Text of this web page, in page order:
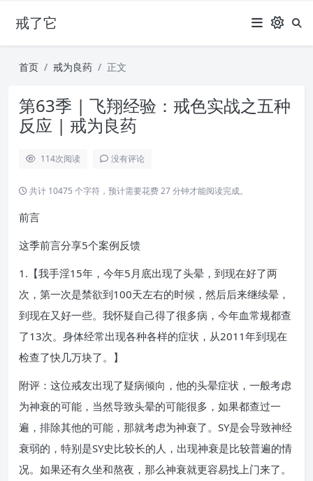
戒了它
首页 戒为良药 正文
第63季 | 飞翔经验：戒色实战之五种
反应 | 戒为良药
114次阅读 没有评论
共计 10475 个字符，预计需要花费 27 分钟才能阅读完成。
前言
这季前言分享5个案例反馈
1.【我手淫15年，今年5月底出现了头晕，到现在好了两
次，第一次是禁欲到100天左右的时候，然后后来继续晕，
到现在又好一些。我怀疑自己得了很多病，今年血常规都查
了13次。身体经常出现各种各样的症状，从2011年到现在
检查了快几万块了。】
附评：这位戒友出现了疑病倾向，他的头晕症状，一般考虑
为神衰的可能，当然导致头晕的可能很多，如果都查过一
遍，排除其他的可能，那就考虑为神衰了。SY是会导致神经
衰弱的，特别是SY史比较长的人，出现神衰是比较普遍的情
况。如果还有久坐和熬夜，那么神衰就更容易找上门来了。